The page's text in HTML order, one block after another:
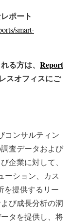
ポート
smart-
る方は、 Report
スオフィスにご
コンサルティン
査データおよび
企業に対して、
ーション、カス
を提供するリー
び成長分析の洞
タを提供し、将